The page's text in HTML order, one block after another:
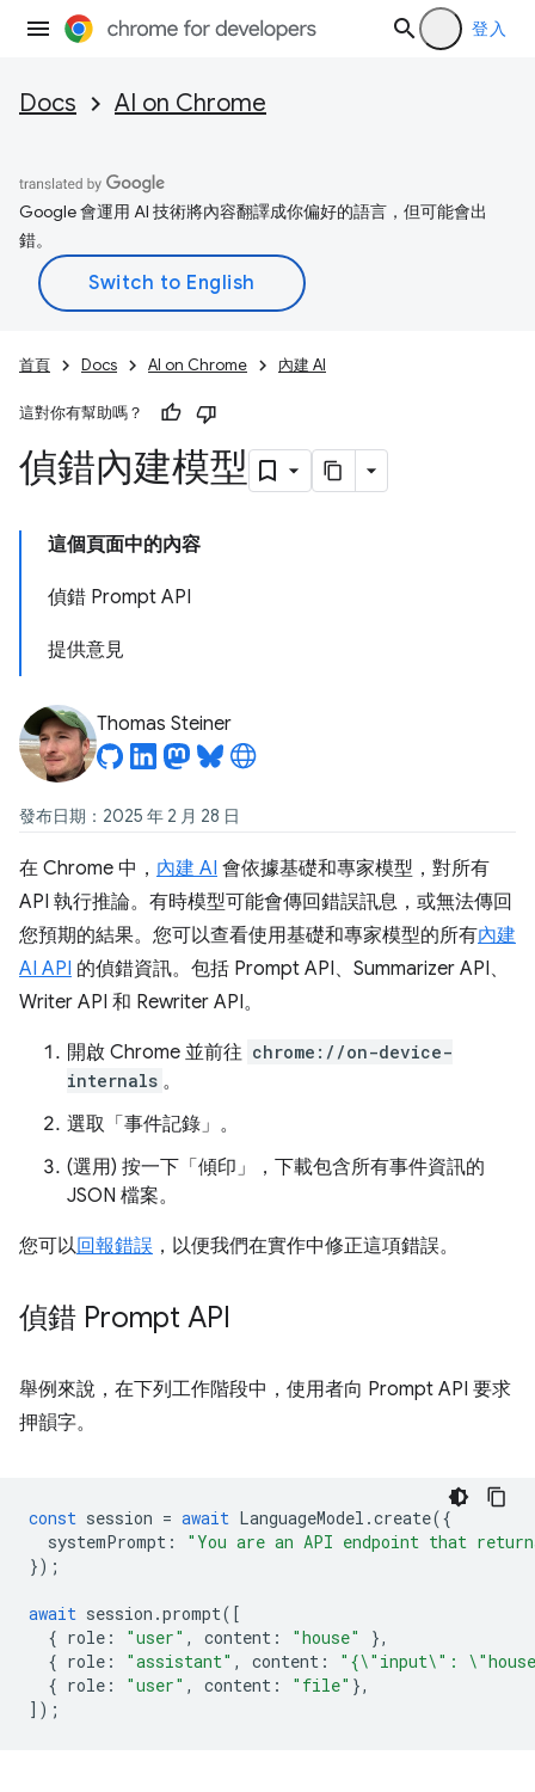
登入
Docs AI on Chrome
Google 會運用 AI 技術將內容翻譯成你偏好的語言，但可能會出
錯。
首頁 Docs AI on Chrome 內建 AI
這對你有幫助嗎？
偵錯內建模型
這個頁面中的內容
偵錯 Prompt API
提供意見
Thomas Steiner
發布日期：2025 年 2 月 28 日
在 Chrome 中， 內建 AI 會依據基礎和專家模型，對所有
API 執行推論。有時模型可能會傳回錯誤訊息，或無法傳回
您預期的結果。您可以查看使用基礎和專家模型的所有內建
AI API 的偵錯資訊。包括 Prompt API、Summarizer API、
Writer API 和 Rewriter API。
開啟 Chrome 並前往 chrome://on-device-
internals 。
選取「事件記錄」 。
(選用) 按一下「傾印」
，下載包含所有事件資訊的
JSON 檔案。
您可以回報錯誤 ，以便我們在實作中修正這項錯誤。
偵錯 Prompt API
舉例來說，在下列工作階段中，使用者向 Prompt API 要求
押韻字。
const session = await LanguageModel .create({
systemPrompt :
"You are an API endpoint that
});
await session .prompt([
{ role : "user" , content : "house"
},
{ role : "assistant" , content :
"{\"input\":
{ role : "user" , content : "file" },
]);